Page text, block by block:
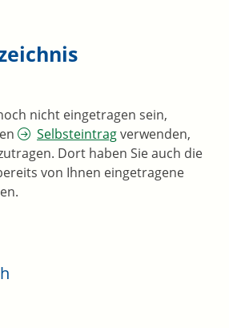
nicht eingetragen sein,
Selbsteintragverwenden,
Dort haben Sie auch die
von Ihnen eingetragene